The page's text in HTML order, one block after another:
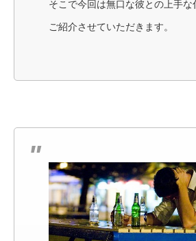
そこで今回は無口な彼との上手な
ご紹介させていただきます。